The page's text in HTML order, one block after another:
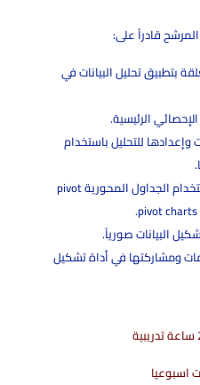
قادراً على:
بتطبيق تحليل البيانات في
الرئيسية.
وإعدادها للتحليل باستخدام
تلخيص مجموعات البيانات باستخدام الجداول المحورية pivot
البيانات صورياً.
ومشاركتها في أداة تشكيل
اسبوعيا